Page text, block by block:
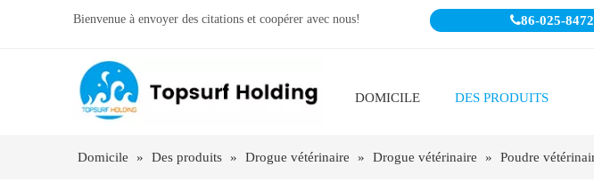
Bienvenue à envoyer des citations et coopérer avec nous! 86-025-
DOMICILE DES PRODUITS
Domicile » Des produits » Drogue vétérinaire » Drogue vétérinaire » Poudre